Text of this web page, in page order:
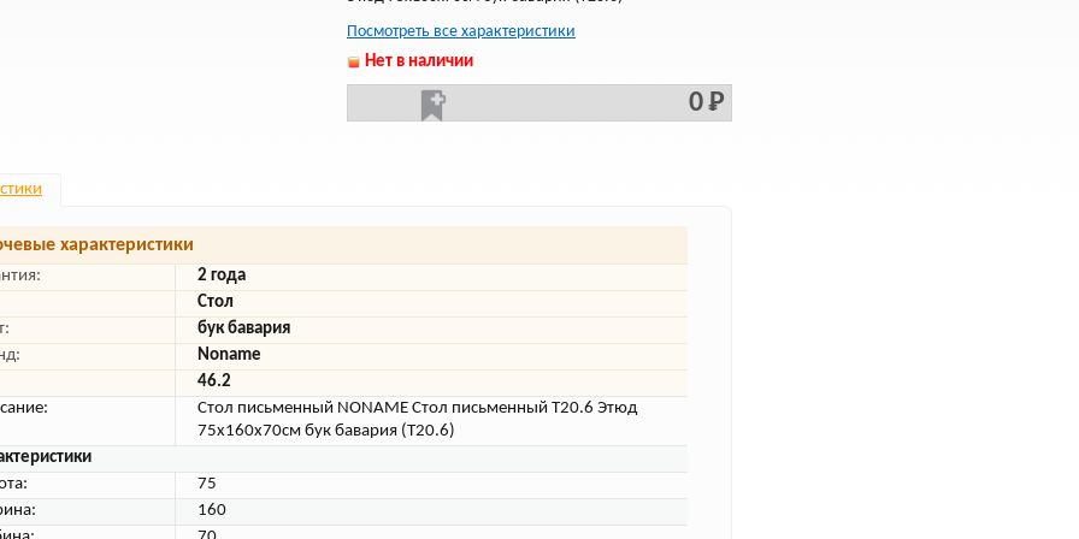
Посмотреть все характеристики
Нет в наличии
0 Р
характеристики
2 года
Стол
бук бавария
Noname
46.2
Стол письменный NONAME Стол письменный Т20.6 Этюд
75х160х70см бук бавария (Т20.6)
75
160